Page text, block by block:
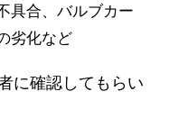
具合、バルブカー
劣化など
に確認してもらい